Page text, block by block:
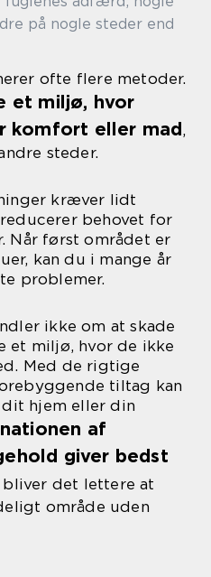
på nogle steder end
ofte flere metoder.
et miljø, hvor
komfort eller mad,
steder.
kræver lidt
behovet for
Når først området er
kan du i mange år
problemer.
ikke om at skade
et miljø, hvor de ikke
Med de rigtige
tiltag kan
hjem eller din
af
giver bedst
det lettere at
område uden